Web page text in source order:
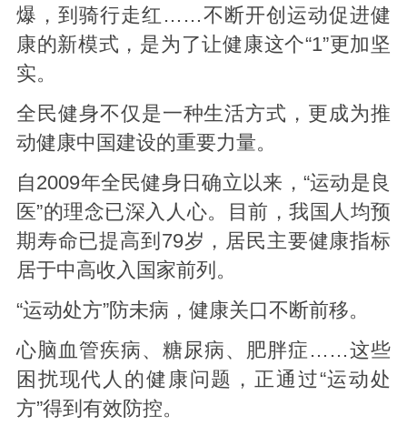
爆，到骑行走红……不断开创运动促进健
康的新模式，是为了让健康这个“1”更加坚
实。
全民健身不仅是一种生活方式，更成为推
动健康中国建设的重要力量。
自2009年全民健身日确立以来，“运动是良
医”的理念已深入人心。目前，我国人均预
期寿命已提高到79岁，居民主要健康指标
居于中高收入国家前列。
“运动处方”防未病，健康关口不断前移。
心脑血管疾病、糖尿病、肥胖症……这些
困扰现代人的健康问题，正通过“运动处
方”得到有效防控。